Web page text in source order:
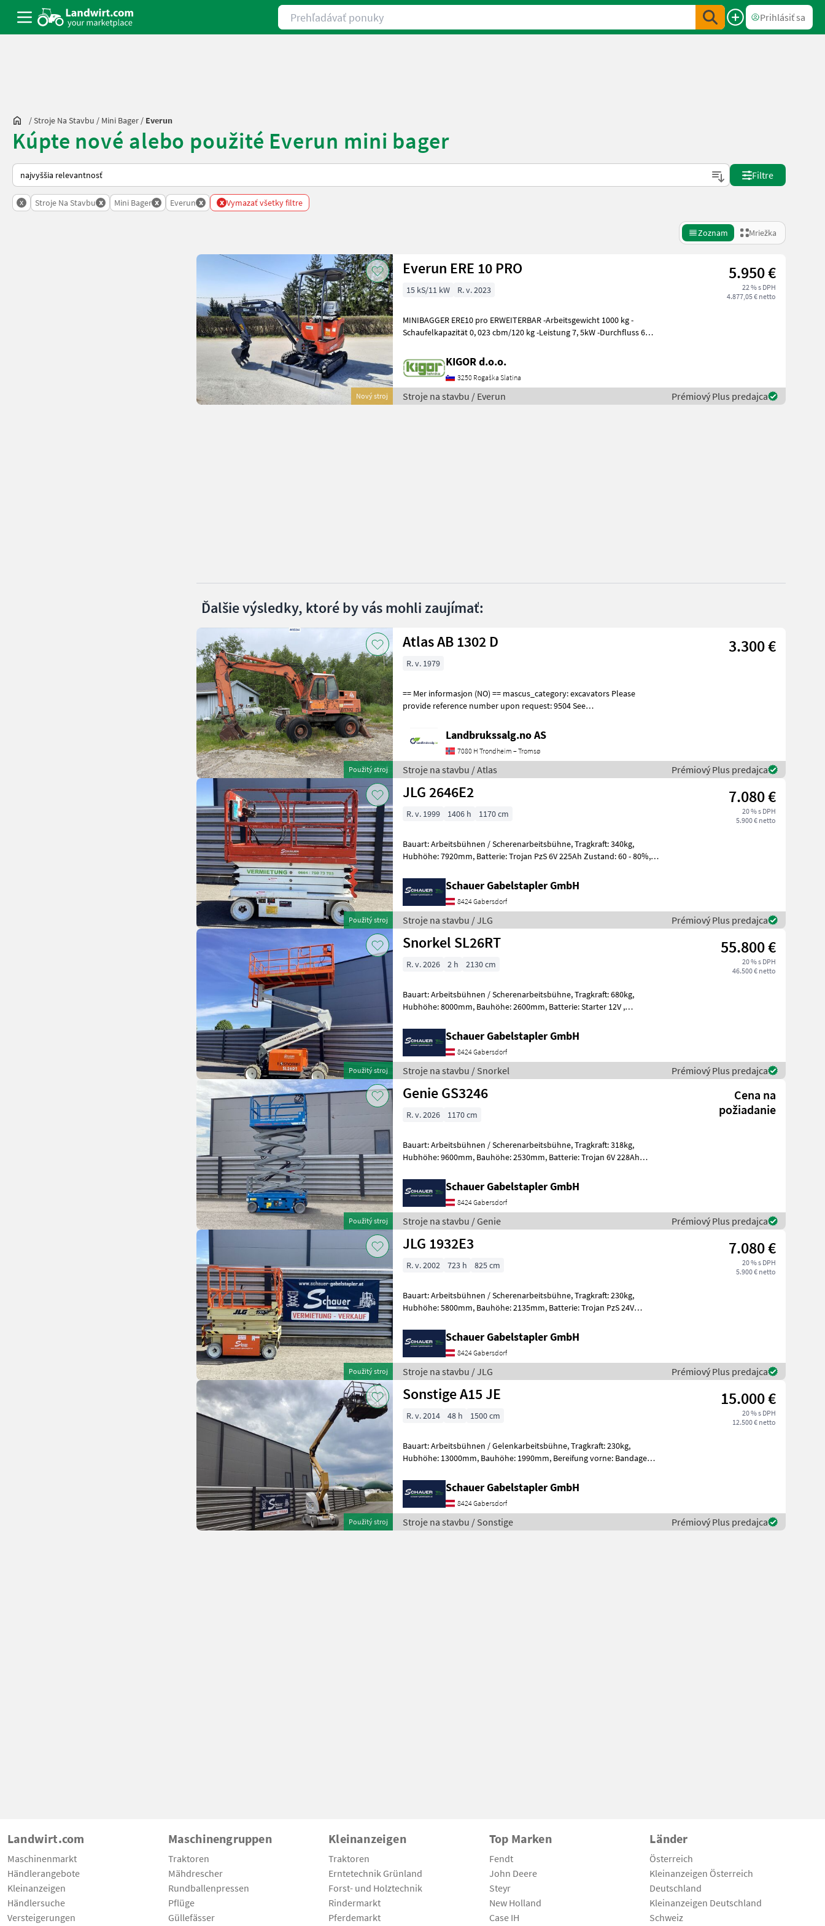
Prehľadávať ponuky
Prihlásiť sa
/Stroje Na Stavbu / Mini Bager / Everun
Kúpte nové alebo použité Everun mini bager
Takto sa vykonáva triedenie na Landwirt.com
Filtre
x Stroje Na Stavbu x Mini Bager x Everun x x Vymazať všetky filtre
Zoznam Mriežka
Nový stroj
Everun ERE 10 PRO 5.950 €
22 % s DPH
4.877,05 € netto
15 kS/11 kW R. v. 2023
MINIBAGGER ERE10 pro ERWEITERBAR -Arbeitsgewicht 1000 kg -
Schaufelkapazität 0, 023 cbm/120 kg -Leistung 7, 5kW -Durchfluss 6
KIGOR d.o.o.
3250 Rogaška Slatina
Stroje na stavbu / Everun Prémiový Plus predajca
Ďalšie výsledky, ktoré by vás mohli zaujímať:
Použitý stroj
Atlas AB 1302 D 3.300 €
R. v. 1979
== Mer informasjon (NO) == mascus_category: excavators Please
provide reference number upon request: 9504 See
Landbrukssalg.no AS
7080 H Trondheim – Tromsø
Stroje na stavbu / Atlas Prémiový Plus predajca
Použitý stroj
JLG 2646E2 7.080 €
20 % s DPH
5.900 € netto
R. v. 1999 1406 h 1170 cm
Bauart: Arbeitsbühnen / Scherenarbeitsbühne, Tragkraft: 340kg,
Hubhöhe: 7920mm, Batterie: Trojan PzS 6V 225Ah Zustand: 60 - 80%,
Schauer Gabelstapler GmbH
8424 Gabersdorf
Stroje na stavbu / JLG Prémiový Plus predajca
Použitý stroj
Snorkel SL26RT 55.800 €
20 % s DPH
46.500 € netto
R. v. 2026 2 h 2130 cm
Bauart: Arbeitsbühnen / Scherenarbeitsbühne, Tragkraft: 680kg,
Hubhöhe: 8000mm, Bauhöhe: 2600mm, Batterie: Starter 12V ,
Schauer Gabelstapler GmbH
8424 Gabersdorf
Stroje na stavbu / Snorkel Prémiový Plus predajca
Použitý stroj
Genie GS3246
Cena na
požiadanie
R. v. 2026 1170 cm
Bauart: Arbeitsbühnen / Scherenarbeitsbühne, Tragkraft: 318kg,
Hubhöhe: 9600mm, Bauhöhe: 2530mm, Batterie: Trojan 6V 228Ah
Schauer Gabelstapler GmbH
8424 Gabersdorf
Stroje na stavbu / Genie Prémiový Plus predajca
Použitý stroj
JLG 1932E3 7.080 €
20 % s DPH
5.900 € netto
R. v. 2002 723 h 825 cm
Bauart: Arbeitsbühnen / Scherenarbeitsbühne, Tragkraft: 230kg,
Hubhöhe: 5800mm, Bauhöhe: 2135mm, Batterie: Trojan PzS 24V
Schauer Gabelstapler GmbH
8424 Gabersdorf
Stroje na stavbu / JLG Prémiový Plus predajca
Použitý stroj
Sonstige A15 JE 15.000 €
20 % s DPH
12.500 € netto
R. v. 2014 48 h 1500 cm
Bauart: Arbeitsbühnen / Gelenkarbeitsbühne, Tragkraft: 230kg,
Hubhöhe: 13000mm, Bauhöhe: 1990mm, Bereifung vorne: Bandagen
Schauer Gabelstapler GmbH
8424 Gabersdorf
Stroje na stavbu / Sonstige Prémiový Plus predajca
Landwirt.com
Maschinenmarkt
Händlerangebote
Kleinanzeigen
Händlersuche
Versteigerungen
Maschinengruppen
Traktoren
Mähdrescher
Rundballenpressen
Pflüge
Güllefässer
Kleinanzeigen
Traktoren
Erntetechnik Grünland
Forst- und Holztechnik
Rindermarkt
Pferdemarkt
Top Marken
Fendt
John Deere
Steyr
New Holland
Case IH
Länder
Österreich
Kleinanzeigen Österreich
Deutschland
Kleinanzeigen Deutschland
Schweiz